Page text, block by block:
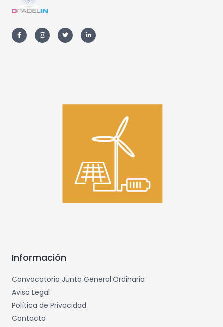
Información
Convocatoria Junta General Ordinaria
Aviso Legal
Política de Privacidad
Contacto